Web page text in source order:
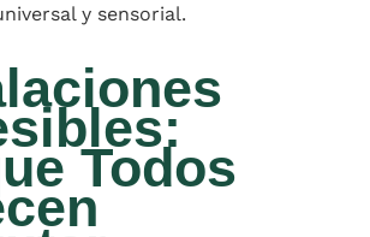
y sensorial.
Todos